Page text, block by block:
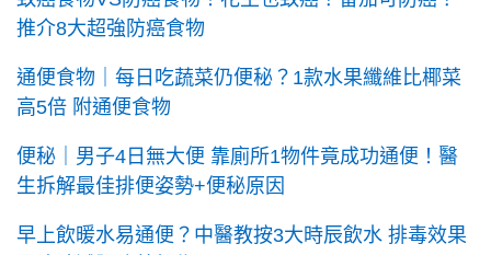
推介8大超強防癌食物
通便食物｜每日吃蔬菜仍便秘？1款水果纖維比椰菜
高5倍 附通便食物
便秘｜男子4日無大便 靠廁所1物件竟成功通便！醫
生拆解最佳排便姿勢+便秘原因
早上飲暖水易通便？中醫教按3大時辰飲水 排毒效果